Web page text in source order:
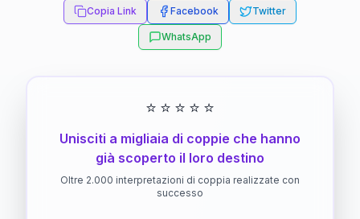
Copia Link Facebook Twitter
WhatsApp
⭐ ⭐ ⭐ ⭐ ⭐
Unisciti a migliaia di coppie che hanno
già scoperto il loro destino
Oltre 2.000 interpretazioni di coppia realizzate con
successo